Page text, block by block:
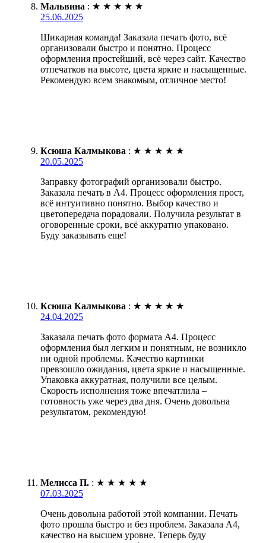
Мальвина : ★ ★ ★ ★ ★
25.06.2025
Шикарная команда! Заказала печать фото, всё
организовали быстро и понятно. Процесс
оформления простейший, всё через сайт. Качество
отпечатков на высоте, цвета яркие и насыщенные.
Рекомендую всем знакомым, отличное место!
Ксюша Калмыкова : ★ ★ ★ ★ ★
20.05.2025
Заправку фотографий организовали быстро.
Заказала печать в А4. Процесс оформления прост,
всё интуитивно понятно. Выбор качество и
цветопередача порадовали. Получила результат в
оговоренные сроки, всё аккуратно упаковано.
Буду заказывать еще!
Ксюша Калмыкова : ★ ★ ★ ★ ★
24.04.2025
Заказала печать фото формата А4. Процесс
оформления был легким и понятным, не возникло
ни одной проблемы. Качество картинки
превзошло ожидания, цвета яркие и насыщенные.
Упаковка аккуратная, получили все целым.
Скорость исполнения тоже впечатлила –
готовность уже через два дня. Очень довольна
результатом, рекомендую!
Мелисса П. : ★ ★ ★ ★ ★
07.03.2025
Очень довольна работой этой компании. Печать
фото прошла быстро и без проблем. Заказала А4,
качество на высшем уровне. Теперь буду